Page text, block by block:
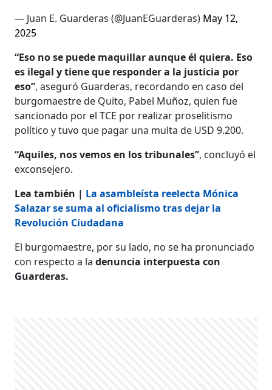
— Juan E. Guarderas (@JuanEGuarderas) May 12,
2025
“Eso no se puede maquillar aunque él quiera. Eso
es ilegal y tiene que responder a la justicia por
eso”, aseguró Guarderas, recordando en caso del
burgomaestre de Quito, Pabel Muñoz, quien fue
sancionado por el TCE por realizar proselitismo
político y tuvo que pagar una multa de USD 9.200.
“Aquiles, nos vemos en los tribunales”, concluyó el
exconsejero.
Lea también | La asambleísta reelecta Mónica
Salazar se suma al oficialismo tras dejar la
Revolución Ciudadana
El burgomaestre, por su lado, no se ha pronunciado
con respecto a ladenuncia interpuesta con
Guarderas.